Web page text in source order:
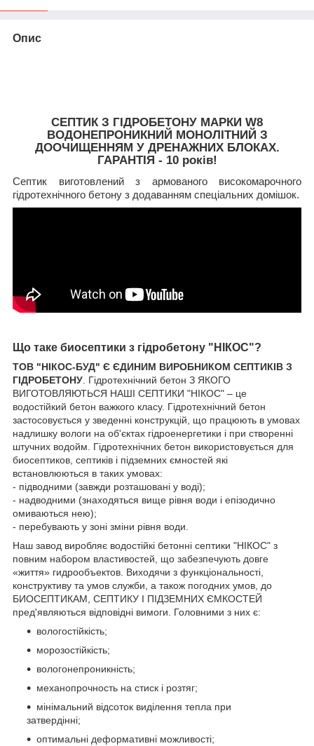
Опис
СЕПТИК З ГІДРОБЕТОНУ МАРКИ W8
ВОДОНЕПРОНИКНИЙ МОНОЛІТНИЙ З
ДООЧИЩЕННЯМ У ДРЕНАЖНИХ БЛОКАХ.
ГАРАНТІЯ - 10 років!
Септик виготовлений з армованого високомарочного
гідротехнічного бетону з додаванням спеціальних домішок.
Що таке биосептики з гідробетону "НІКОС"?
ТОВ "НІКОС-БУД" Є ЄДИНИМ ВИРОБНИКОМ СЕПТИКІВ З
ГІДРОБЕТОНУ . Гідротехнічний бетон З ЯКОГО
ВИГОТОВЛЯЮТЬСЯ НАШІ СЕПТИКИ "НІКОС" – це
водостійкий бетон важкого класу. Гідротехнічний бетон
застосовується у зведенні конструкцій, що працюють в умовах
надлишку вологи на об'єктах гідроенергетики і при створенні
штучних водойм. Гідротехнічних бетон використовується для
биосептиков, септиків і підземних ємностей які
встановлюються в таких умовах:
- підводними (завжди розташовані у воді);
- надводними (знаходяться вище рівня води і епізодично
омиваються нею);
- перебувають у зоні зміни рівня води.
Наш завод виробляє водостійкі бетонні септики "НІКОС" з
повним набором властивостей, що забезпечують довге
«життя» гидрообъектов. Виходячи з функціональності,
конструктиву та умов служби, а також погодних умов, до
БИОСЕПТИКАМ, СЕПТИКУ І ПІДЗЕМНИХ ЄМКОСТЕЙ
пред'являються відповідні вимоги. Головними з них є:
вологостійкість;
морозостійкість;
вологонепроникність;
механопрочность на стиск і розтяг;
мінімальний відсоток виділення тепла при
затвердінні;
оптимальні деформативні можливості;